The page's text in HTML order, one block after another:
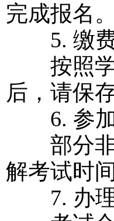
完成报名。
5. 缴费
按照学
后，请保
6. 参加
部分非
解考试时
7. 办理